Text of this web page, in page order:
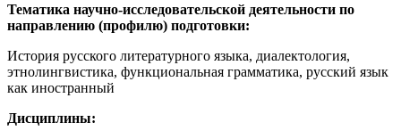
Тематика научно-исследовательской деятельности по
направлению (профилю) подготовки:
История русского литературного языка, диалектология,
этнолингвистика, функциональная грамматика, русский язык
как иностранный
Дисциплины: